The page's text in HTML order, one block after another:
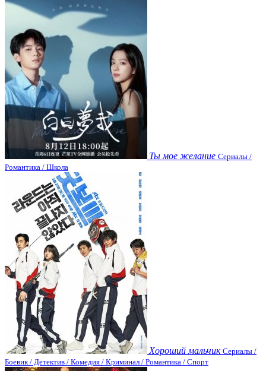
Ты мое желание Сериалы /
Романтика / Школа
Хороший мальчик Сериалы /
Боевик / Детектив / Комедия / Криминал / Романтика / Спорт